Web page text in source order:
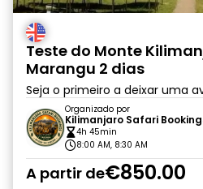
Teste do Monte
Marangu 2 dias
Seja o primeiro a deixar uma
Organizado por
Kilimanjaro Safari
4h 45min
8:00 AM, 8:30 AM
A partir de€850.00